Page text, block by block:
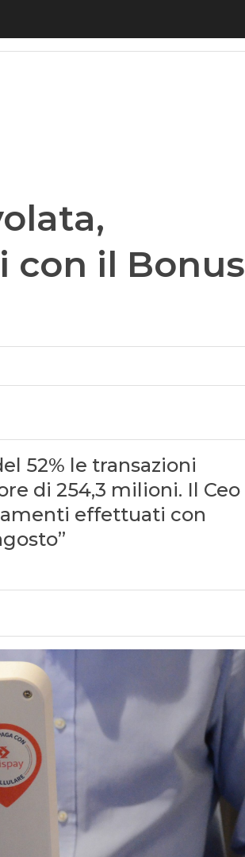
con il Bonus
52% le transazioni
di 254,3 milioni. Il Ceo
effettuati con